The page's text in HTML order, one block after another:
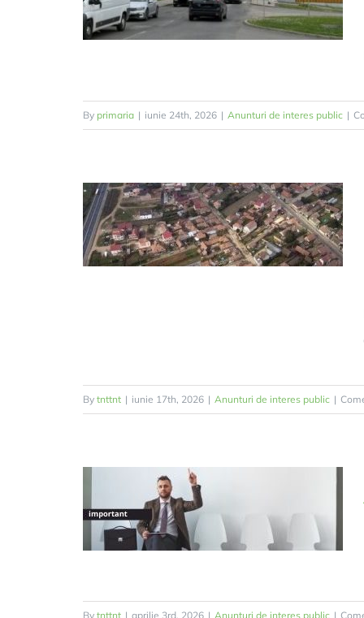
By primaria | iunie 24th, 2026 | Anunturi de interes public |
By tnttnt | iunie 17th, 2026 | Anunturi de interes public |
By tnttnt | aprilie 3rd, 2026 | Anunturi de interes public |